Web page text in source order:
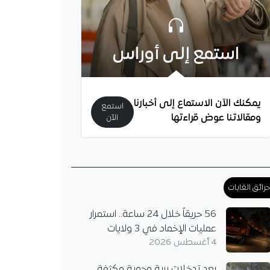
استمع إلى أوراس
يمكنك الآن الاستماع إلى أخبارنا
ومقالاتنا عوض قراءتها
استمع
الآن
الغابات
56 حريقاً خلال 24 ساعة.. استمرار
عمليات الإخماد في 3 ولايات
4 أغسطس 2026